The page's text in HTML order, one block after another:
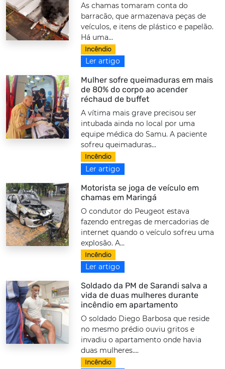
As chamas tomaram conta do
barracão, que armazenava peças de
veículos, e itens de plástico e papelão.
Há uma...
Incêndio
Ler artigo
Mulher sofre queimaduras em mais
de 80% do corpo ao acender
réchaud de buffet
A vítima mais grave precisou ser
intubada ainda no local por uma
equipe médica do Samu. A paciente
sofreu queimaduras...
Incêndio
Ler artigo
Motorista se joga de veículo em
chamas em Maringá
O condutor do Peugeot estava
fazendo entregas de mercadorias de
internet quando o veículo sofreu uma
explosão. A...
Incêndio
Ler artigo
Soldado da PM de Sarandi salva a
vida de duas mulheres durante
incêndio em apartamento
O soldado Diego Barbosa que reside
no mesmo prédio ouviu gritos e
invadiu o apartamento onde havia
duas mulheres....
Incêndio